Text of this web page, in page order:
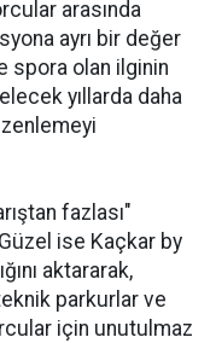
arasında
ayrı bir değer
spora olan ilginin
yıllarda daha
fazlası"
ise Kaçkar by
aktararak,
parkurlar ve
için unutulmaz